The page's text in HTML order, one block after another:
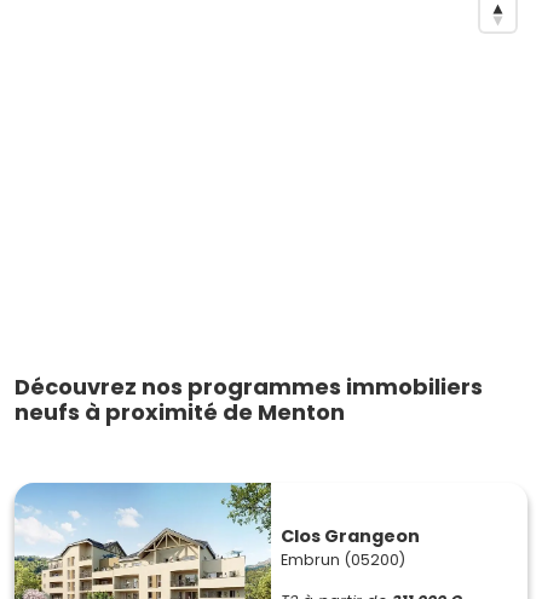
Découvrez nos programmes immobiliers
neufs à proximité de Menton
Clos Grangeon
Embrun (05200)